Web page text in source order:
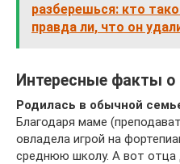
разберешься: кто
правда ли, что он
Интересные факты
Родилась в обычной
Благодаря маме
овладела игрой на
среднюю школу. А вот отца